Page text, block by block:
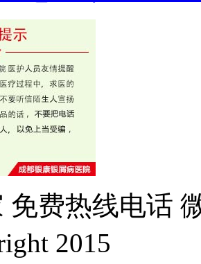
免费热线电话
2015